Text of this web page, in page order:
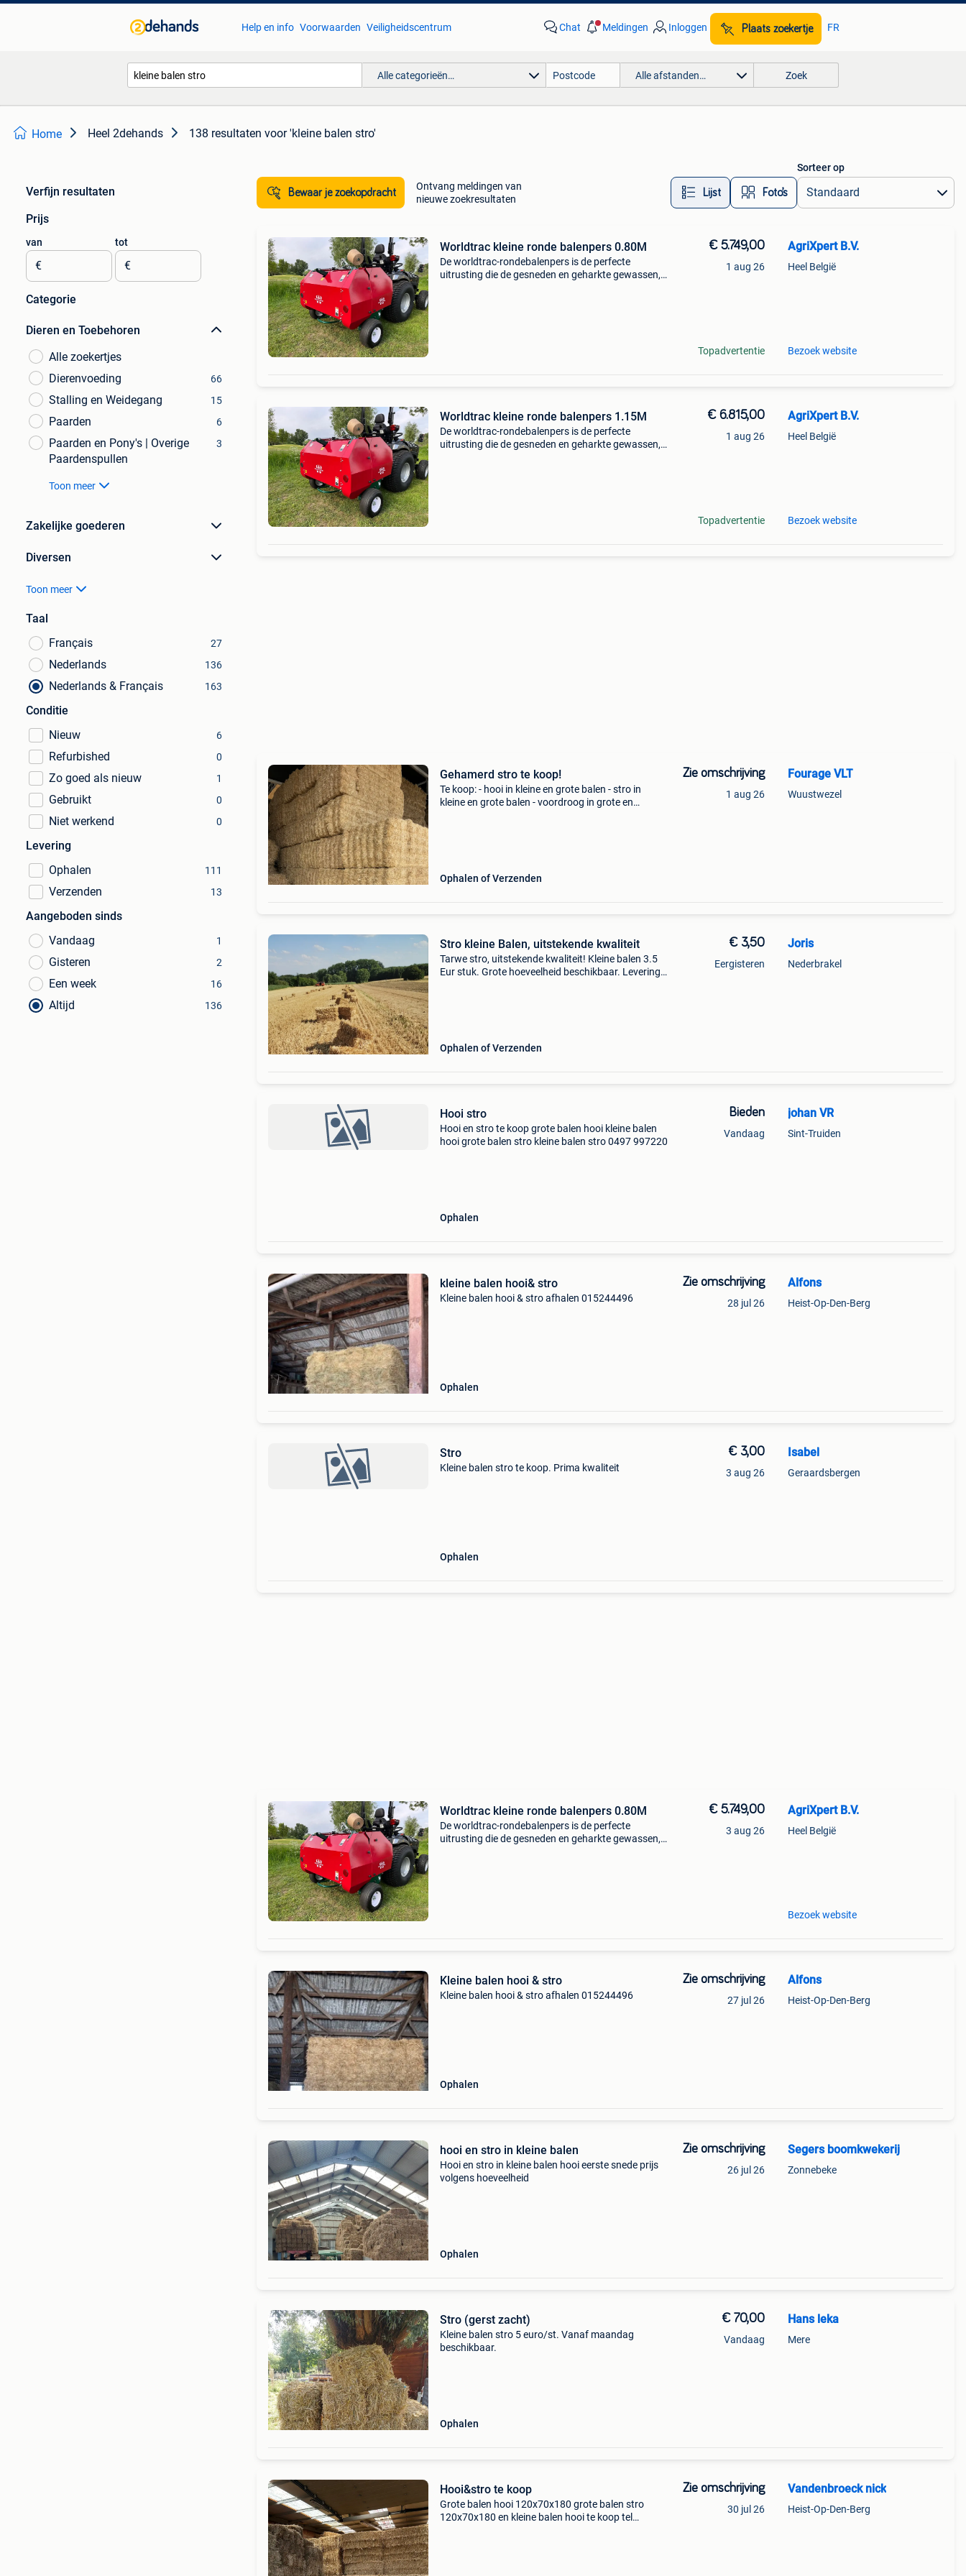
Help en info Voorwaarden Veiligheidscentrum Chat Meldingen Inloggen Plaats zoekertje FR
Alle categorieën… Alle afstanden… Zoek
Home Heel 2dehands 138 resultaten voor 'kleine balen stro'
Verfijn resultaten
Prijs
van
€
tot
€
Categorie
Dieren en Toebehoren
Alle zoekertjes
Dierenvoeding
66
Stalling en Weidegang 15
Paarden 6
Paarden en Pony's | Overige
Paardenspullen
3
Toon meer
Zakelijke goederen
Diversen
Toon meer
Taal
Français
27
Nederlands 136
Nederlands & Français 163
Conditie
Nieuw
6
Refurbished 0
Zo goed als nieuw 1
Gebruikt 0
Niet werkend 0
Levering
Ophalen
111
Verzenden 13
Aangeboden sinds
Vandaag
1
Gisteren 2
Een week 16
Altijd 136
Bewaar je zoekopdracht
Ontvang meldingen van
nieuwe zoekresultaten
Lijst Foto’s
Sorteer op
Worldtrac kleine ronde balenpers 0.80M
De worldtrac-rondebalenpers is de perfecte
uitrusting die de gesneden en geharkte gewassen,
€ 5.749,00
1 aug 26
Topadvertentie
AgriXpert B.V.
Heel België
Bezoek website
Worldtrac kleine ronde balenpers 1.15M
De worldtrac-rondebalenpers is de perfecte
uitrusting die de gesneden en geharkte gewassen,
€ 6.815,00
1 aug 26
Topadvertentie
AgriXpert B.V.
Heel België
Bezoek website
Gehamerd stro te koop!
Te koop: - hooi in kleine en grote balen - stro in
kleine en grote balen - voordroog in grote en
Ophalen of Verzenden
Zie omschrijving
1 aug 26
Fourage VLT
Wuustwezel
Stro kleine Balen, uitstekende kwaliteit
Tarwe stro, uitstekende kwaliteit! Kleine balen 3.5
Eur stuk. Grote hoeveelheid beschikbaar. Levering
Ophalen of Verzenden
€ 3,50
Eergisteren
Joris
Nederbrakel
Hooi stro
Hooi en stro te koop grote balen hooi kleine balen
hooi grote balen stro kleine balen stro 0497 997220
Ophalen
Bieden
Vandaag
johan VR
Sint-Truiden
kleine balen hooi& stro
Kleine balen hooi & stro afhalen 015244496
Ophalen
Zie omschrijving
28 jul 26
Alfons
Heist-Op-Den-Berg
Stro
Kleine balen stro te koop. Prima kwaliteit
Ophalen
€ 3,00
3 aug 26
Isabel
Geraardsbergen
Worldtrac kleine ronde balenpers 0.80M
De worldtrac-rondebalenpers is de perfecte
uitrusting die de gesneden en geharkte gewassen,
€ 5.749,00
3 aug 26
AgriXpert B.V.
Heel België
Bezoek website
Kleine balen hooi & stro
Kleine balen hooi & stro afhalen 015244496
Ophalen
Zie omschrijving
27 jul 26
Alfons
Heist-Op-Den-Berg
hooi en stro in kleine balen
Hooi en stro in kleine balen hooi eerste snede prijs
volgens hoeveelheid
Ophalen
Zie omschrijving
26 jul 26
Segers boomkwekerij
Zonnebeke
Stro (gerst zacht)
Kleine balen stro 5 euro/st. Vanaf maandag
beschikbaar.
Ophalen
€ 70,00
Vandaag
Hans leka
Mere
Hooi&stro te koop
Grote balen hooi 120x70x180 grote balen stro
120x70x180 en kleine balen hooi te koop tel
Zie omschrijving
30 jul 26
Vandenbroeck nick
Heist-Op-Den-Berg